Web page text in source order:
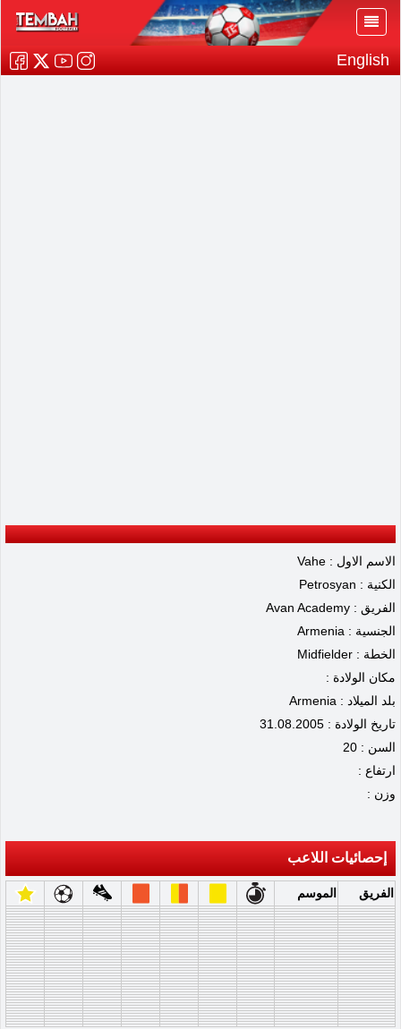
English
الاسم الاول : Vahe
الكنية : Petrosyan
الفريق : Avan Academy
الجنسية : Armenia
الخطة : Midfielder
مكان الولادة :
بلد الميلاد : Armenia
تاريخ الولادة : 31.08.2005
السن : 20
ارتفاع :
وزن :
إحصائيات اللاعب
الفريق الموسم